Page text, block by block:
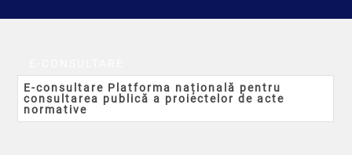
E-consultare Platforma națională pentru
consultarea publică a proiectelor de acte
normative